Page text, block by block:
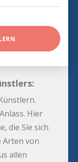
Hier
die Sie sich
Arten von
allen